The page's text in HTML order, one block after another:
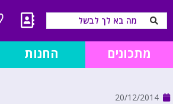
מתכונים החנות
20/12/2014